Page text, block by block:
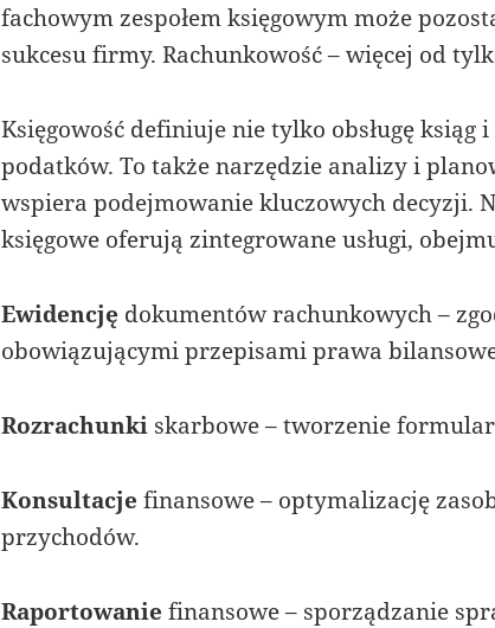
fachowym zespołem księgowym może
sukcesu firmy. Rachunkowość – więcej od
Księgowość definiuje nie tylko obsługę ksiąg
podatków. To także narzędzie analizy i
wspiera podejmowanie kluczowych decyzji.
księgowe oferują zintegrowane usługi,
Ewidencję dokumentów rachunkowych –
obowiązującymi przepisami prawa
Rozrachunki skarbowe – tworzenie
Konsultacje finansowe – optymalizację
przychodów.
Raportowanie finansowe – sporządzanie